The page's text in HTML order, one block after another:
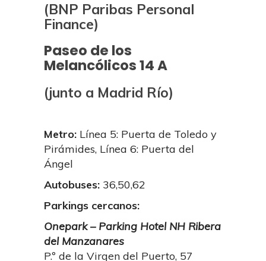
(BNP Paribas Personal
Finance)
Paseo de los
Melancólicos 14 A
(junto a Madrid Río)
Metro: Línea 5: Puerta de Toledo y
Pirámides, Línea 6: Puerta del
Ángel
Autobuses: 36,50,62
Parkings cercanos:
Onepark – Parking Hotel NH Ribera
del Manzanares
P.º de la Virgen del Puerto, 57